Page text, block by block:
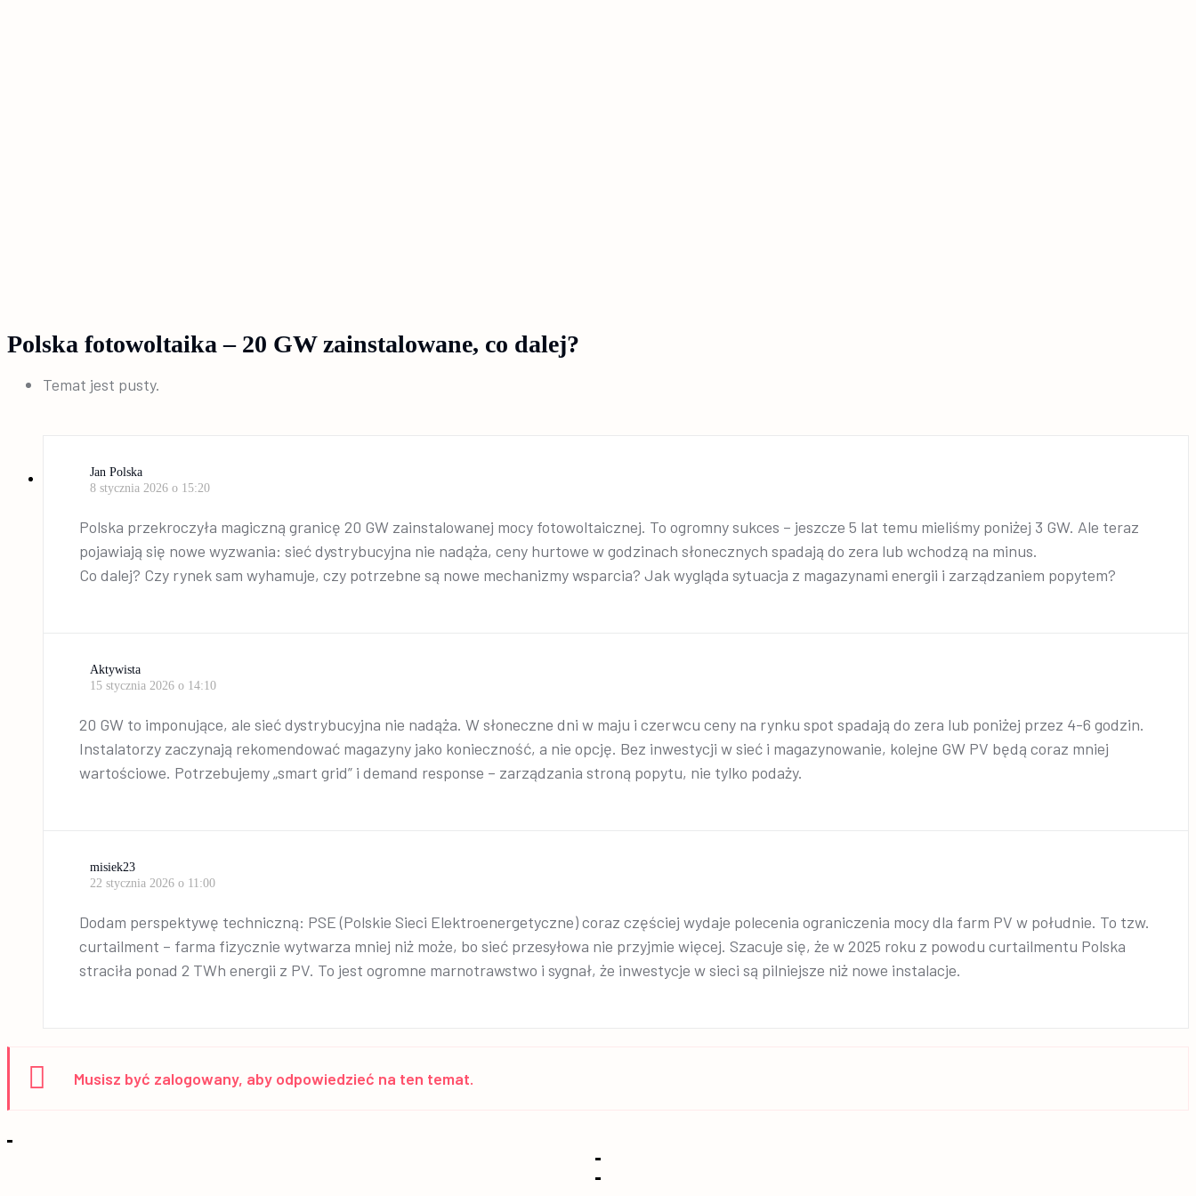
Polska fotowoltaika – 20 GW zainstalowane, co dalej?
Temat jest pusty.
Jan Polska
8 stycznia 2026 o 15:20
Polska przekroczyła magiczną granicę 20 GW zainstalowanej mocy fotowoltaicznej. To ogromny sukces – jeszcze 5 lat temu mieliśmy poniżej 3 GW. Ale teraz
pojawiają się nowe wyzwania: sieć dystrybucyjna nie nadąża, ceny hurtowe w godzinach słonecznych spadają do zera lub wchodzą na minus.
Co dalej? Czy rynek sam wyhamuje, czy potrzebne są nowe mechanizmy wsparcia? Jak wygląda sytuacja z magazynami energii i zarządzaniem popytem?
Aktywista
15 stycznia 2026 o 14:10
20 GW to imponujące, ale sieć dystrybucyjna nie nadąża. W słoneczne dni w maju i czerwcu ceny na rynku spot spadają do zera lub poniżej przez 4-6 godzin.
Instalatorzy zaczynają rekomendować magazyny jako konieczność, a nie opcję. Bez inwestycji w sieć i magazynowanie, kolejne GW PV będą coraz mniej
wartościowe. Potrzebujemy „smart grid” i demand response – zarządzania stroną popytu, nie tylko podaży.
misiek23
22 stycznia 2026 o 11:00
Dodam perspektywę techniczną: PSE (Polskie Sieci Elektroenergetyczne) coraz częściej wydaje polecenia ograniczenia mocy dla farm PV w południe. To tzw.
curtailment – farma fizycznie wytwarza mniej niż może, bo sieć przesyłowa nie przyjmie więcej. Szacuje się, że w 2025 roku z powodu curtailmentu Polska
straciła ponad 2 TWh energii z PV. To jest ogromne marnotrawstwo i sygnał, że inwestycje w sieci są pilniejsze niż nowe instalacje.
Musisz być zalogowany, aby odpowiedzieć na ten temat.